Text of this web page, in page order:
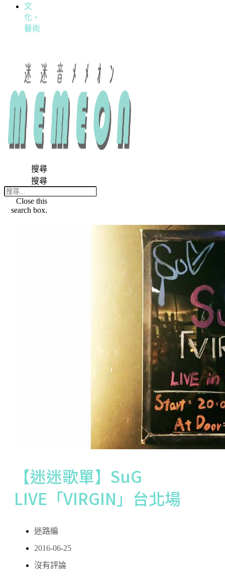
文
化・
藝術
搜尋
搜尋
Close this
search box.
【迷迷歌單】SuG
LIVE「VIRGIN」台北場
迷路編
2016-06-25
沒有評論